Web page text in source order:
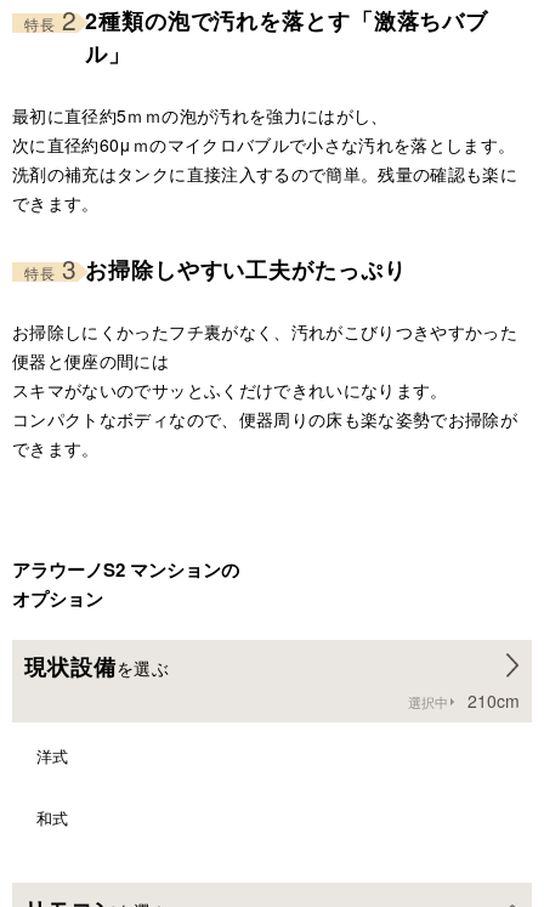
特長 2 2種類の泡で汚れを落とす「激落ちバブ
ル」
最初に直径約5ｍｍの泡が汚れを強力にはがし、
次に直径約60μｍのマイクロバブルで小さな汚れを落とします。
洗剤の補充はタンクに直接注入するので簡単。残量の確認も楽に
できます。
特長 3 お掃除しやすい工夫がたっぷり
お掃除しにくかったフチ裏がなく、汚れがこびりつきやすかった
便器と便座の間には
スキマがないのでサッとふくだけできれいになります。
コンパクトなボディなので、便器周りの床も楽な姿勢でお掃除が
できます。
アラウーノS2 マンションの
オプション
現状設備を選ぶ
選択中 210cm
洋式
和式